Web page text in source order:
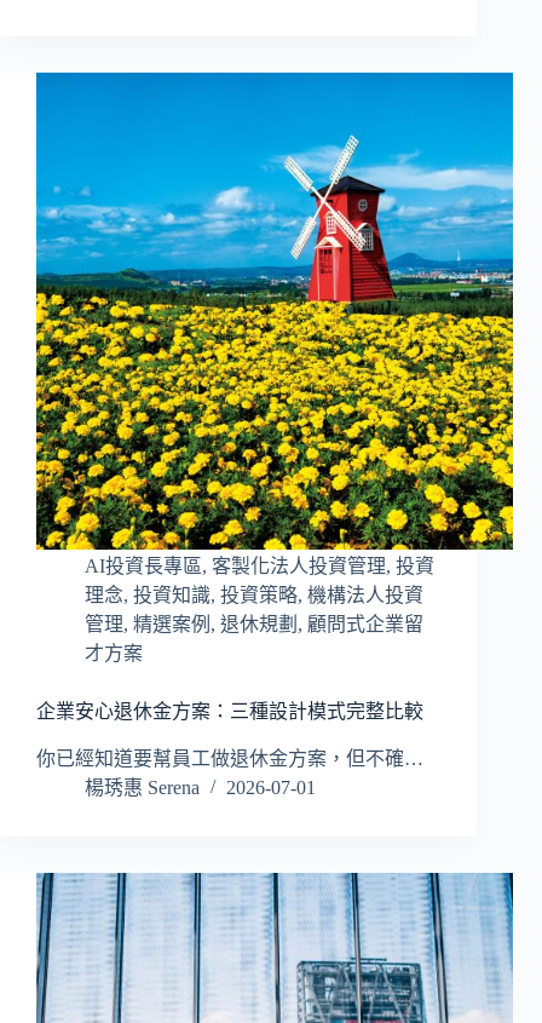
AI投資長專區, 客製化法人投資管理, 投資
理念, 投資知識, 投資策略, 機構法人投資
管理, 精選案例 , 退休規劃 , 顧問式企業留
才方案
企業安心退休金方案：三種設計模式完整比較
你已經知道要幫員工做退休金方案，但不確…
楊琇惠 Serena
2026-07-01